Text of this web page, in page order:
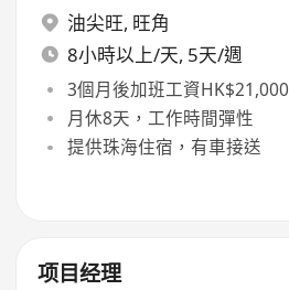
油尖旺, 旺角
8小時以上/天, 5天/週
3個月後加班工資HK$21,000
月休8天，工作時間彈性
提供珠海住宿，有車接送
项目经理